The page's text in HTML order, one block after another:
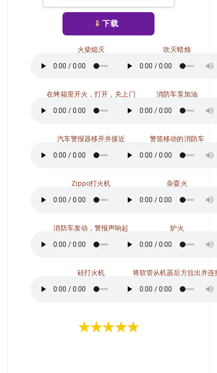
⇓ 下载
火柴熄灭
在烤箱里开火，打开，关上门
汽车警报器移开并接近
Zippo打火机
消防车发动，警报声响起
硅打火机
吹灭蜡烛
消防车泵加油
警笛移动的消防车
杂耍火
炉火
将软管从机器后方拉出并连
★★★★★